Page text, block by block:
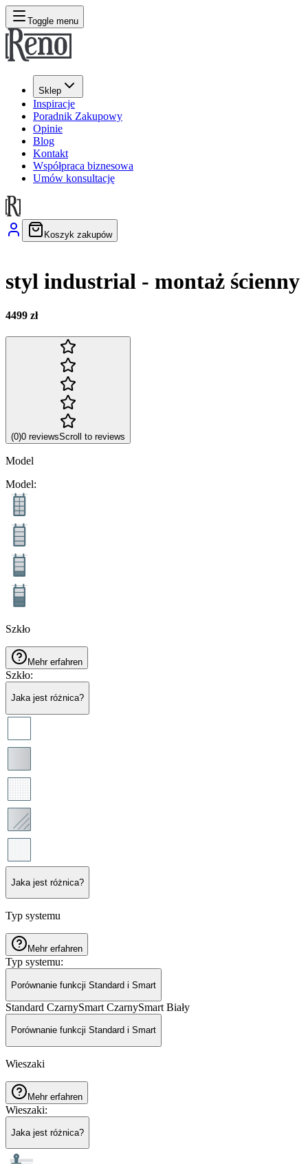
Toggle menu
Sklep
Inspiracje
Poradnik Zakupowy
Opinie
Blog
Kontakt
Współpraca biznesowa
Umów konsultację
Koszyk zakupów
styl industrial - montaż ścienny
4499 zł
(0)0 reviewsScroll to reviews
Model
Model:
Szkło
Mehr erfahren
Szkło:
Jaka jest różnica?
Jaka jest różnica?
Typ systemu
Mehr erfahren
Typ systemu:
Porównanie funkcji Standard i Smart
Standard CzarnySmart CzarnySmart Biały
Porównanie funkcji Standard i Smart
Wieszaki
Mehr erfahren
Wieszaki:
Jaka jest różnica?